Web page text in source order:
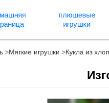
плюшевые
игрушки
Мягкие игрушки Кукла из